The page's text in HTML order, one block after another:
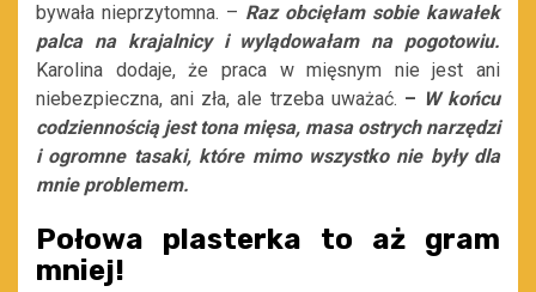
bywała nieprzytomna. – Raz obcięłam sobie kawałek
palca na krajalnicy i wylądowałam na pogotowiu.
Karolina dodaje, że praca w mięsnym nie jest ani
niebezpieczna, ani zła, ale trzeba uważać. – W końcu
codziennością jest tona mięsa, masa ostrych narzędzi
i ogromne tasaki, które mimo wszystko nie były dla
mnie problemem.
Połowa plasterka to aż gram
mniej!